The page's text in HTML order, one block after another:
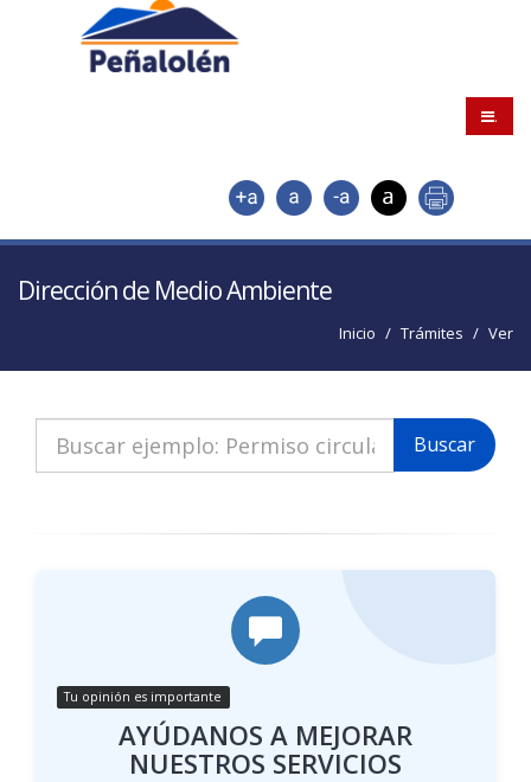
.
Dirección de Medio Ambiente
Inicio Trámites Ver
Buscar
Tu opinión es importante
AYÚDANOS A MEJORAR
NUESTROS SERVICIOS